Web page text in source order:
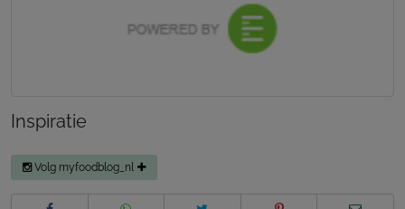
Inspiratie
Volg myfoodblog_nl